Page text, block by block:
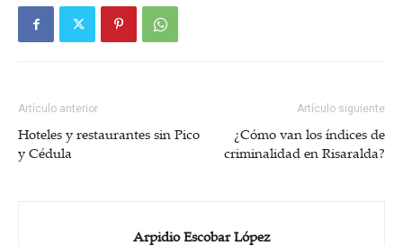
Artículo anterior
Hoteles y restaurantes sin Pico
y Cédula
Artículo siguiente
¿Cómo van los índices de
criminalidad en Risaralda?
Arpidio Escobar López